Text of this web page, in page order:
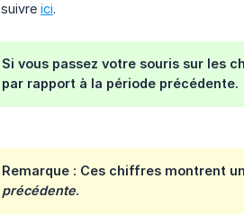
suivre ici.
Si vous passez votre souris sur les
par rapport à la période précédente.
Remarque : Ces chiffres montrent
précédente.